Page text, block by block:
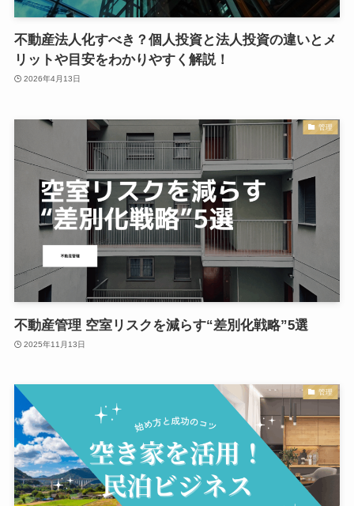
不動産法人化すべき？個人投資と法人投資の違いとメ
リットや目安をわかりやすく解説！
2026年4月13日
管理
不動産管理 空室リスクを減らす“差別化戦略”5選
2025年11月13日
管理